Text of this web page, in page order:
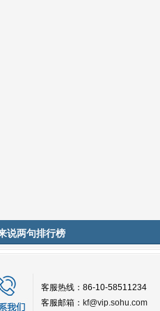
说两句排行榜
客服热线：86-10-58511234
客服邮箱： kf@vip.sohu.com